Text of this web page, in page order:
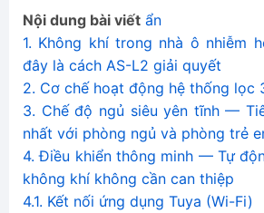
Nội dung bài viết ẩn
1. Không khí trong nhà ô nhiễm
đây là cách AS-L2 giải quyết
2. Cơ chế hoạt động hệ thống lọc
3. Chế độ ngủ siêu yên tĩnh —
nhất với phòng ngủ và phòng trẻ
4. Điều khiển thông minh — Tự
không khí không cần can thiệp
4.1. Kết nối ứng dụng Tuya (Wi-Fi)